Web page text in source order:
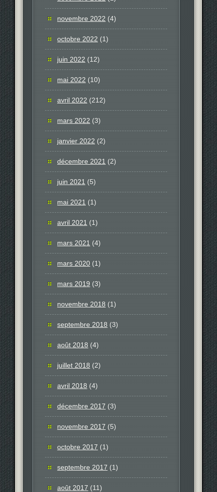
novembre 2022 (4)
octobre 2022 (1)
juin 2022 (12)
mai 2022 (10)
avril 2022 (212)
mars 2022 (3)
janvier 2022 (2)
décembre 2021 (2)
juin 2021 (5)
mai 2021 (1)
avril 2021 (1)
mars 2021 (4)
mars 2020 (1)
mars 2019 (3)
novembre 2018 (1)
septembre 2018 (3)
août 2018 (4)
juillet 2018 (2)
avril 2018 (4)
décembre 2017 (3)
novembre 2017 (5)
octobre 2017 (1)
septembre 2017 (1)
août 2017 (11)